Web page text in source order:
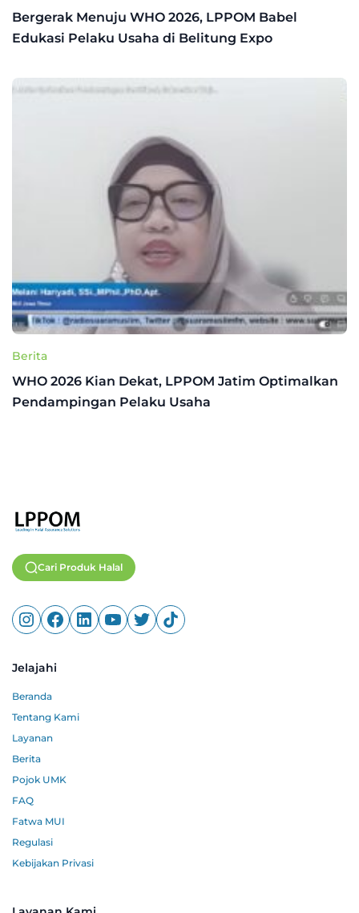
Bergerak Menuju WHO 2026, LPPOM Babel
Edukasi Pelaku Usaha di Belitung Expo
Berita
WHO 2026 Kian Dekat, LPPOM Jatim Optimalkan
Pendampingan Pelaku Usaha
Cari Produk Halal
Jelajahi
Beranda
Tentang Kami
Layanan
Berita
Pojok UMK
FAQ
Fatwa MUI
Regulasi
Kebijakan Privasi